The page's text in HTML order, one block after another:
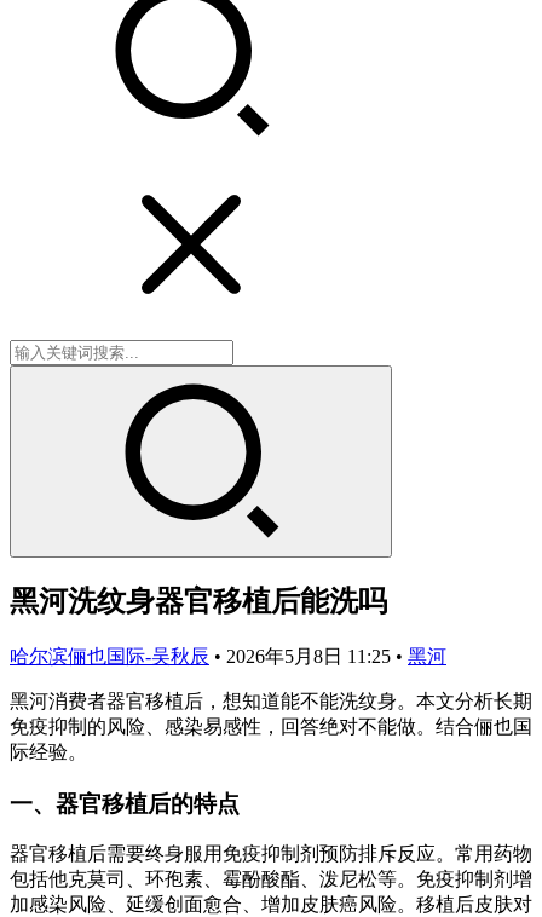
黑河洗纹身器官移植后能洗吗
哈尔滨俪也国际-吴秋辰 • 2026年5月8日 11:25 • 黑河
黑河消费者器官移植后，想知道能不能洗纹身。本文分析长期
免疫抑制的风险、感染易感性，回答绝对不能做。结合俪也国
际经验。
一、器官移植后的特点
器官移植后需要终身服用免疫抑制剂预防排斥反应。常用药物
包括他克莫司、环孢素、霉酚酸酯、泼尼松等。免疫抑制剂增
加感染风险、延缓创面愈合、增加皮肤癌风险。移植后皮肤对